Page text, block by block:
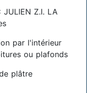
JULIEN Z.I. LA
par l'intérieur
ou plafonds
plâtre